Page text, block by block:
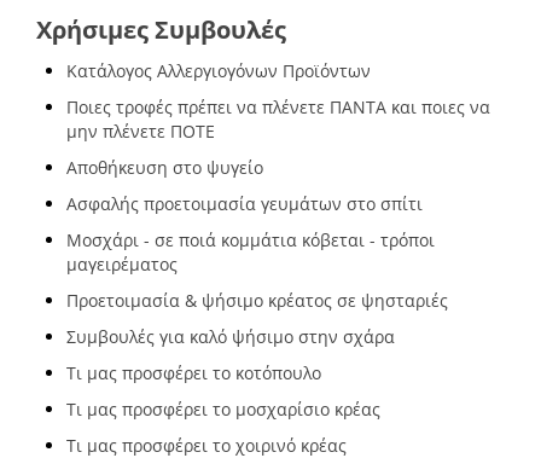
Χρήσιμες Συμβουλές
Κατάλογος Αλλεργιογόνων Προϊόντων
Ποιες τροφές πρέπει να πλένετε ΠΑΝΤΑ και ποιες να
μην πλένετε ΠΟΤΕ
Αποθήκευση στο ψυγείο
Ασφαλής προετοιμασία γευμάτων στο σπίτι
Μοσχάρι - σε ποιά κομμάτια κόβεται - τρόποι
μαγειρέματος
Προετοιμασία & ψήσιμο κρέατος σε ψησταριές
Συμβουλές για καλό ψήσιμο στην σχάρα
Τι μας προσφέρει το κοτόπουλο
Τι μας προσφέρει το μοσχαρίσιο κρέας
Τι μας προσφέρει το χοιρινό κρέας